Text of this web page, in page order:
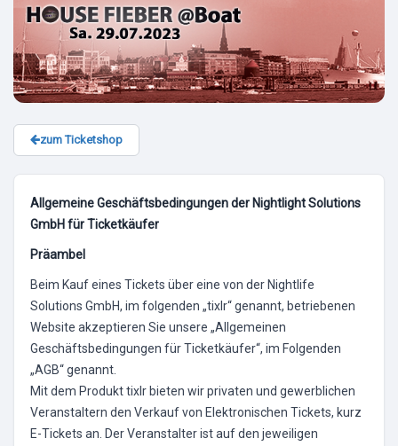
zum Ticketshop
Allgemeine Geschäftsbedingungen der Nightlight Solutions
GmbH für Ticketkäufer
Präambel
Beim Kauf eines Tickets über eine von der Nightlife
Solutions GmbH, im folgenden „tixlr“ genannt, betriebenen
Website akzeptieren Sie unsere „Allgemeinen
Geschäftsbedingungen für Ticketkäufer“, im Folgenden
„AGB“ genannt.
Mit dem Produkt tixlr bieten wir privaten und gewerblichen
Veranstaltern den Verkauf von Elektronischen Tickets, kurz
E-Tickets an. Der Veranstalter ist auf den jeweiligen